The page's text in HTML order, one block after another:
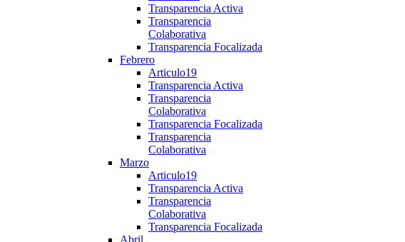
Transparencia Activa
Transparencia
Colaborativa
Transparencia Focalizada
Febrero
Articulo19
Transparencia Activa
Transparencia
Colaborativa
Transparencia Focalizada
Transparencia
Colaborativa
Marzo
Articulo19
Transparencia Activa
Transparencia
Colaborativa
Transparencia Focalizada
Abril